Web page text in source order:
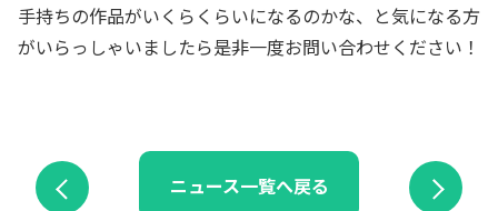
手持ちの作品がいくらくらいになるのかな、と気になる方
がいらっしゃいましたら是非一度お問い合わせください！
ニュース一覧へ戻る